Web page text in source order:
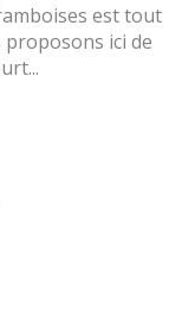
est tout
ici de